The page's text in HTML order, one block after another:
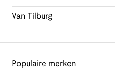
Van Tilburg
Populaire merken